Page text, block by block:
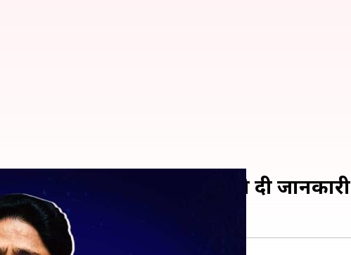
लड़ेंगी मायावती, बसपा सांसद ने दी जानकारी